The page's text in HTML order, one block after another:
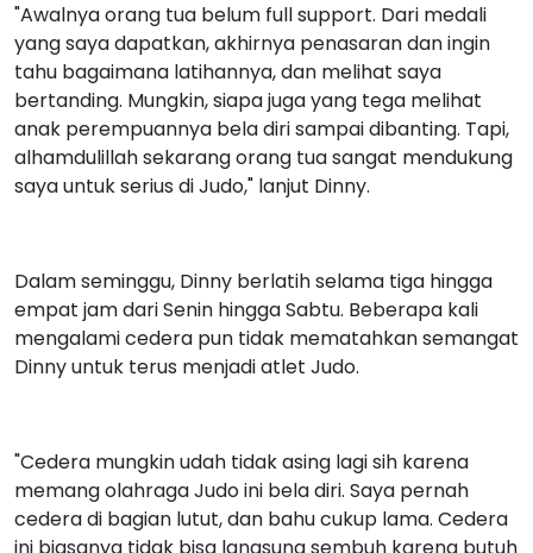
"Awalnya orang tua belum full support. Dari medali
yang saya dapatkan, akhirnya penasaran dan ingin
tahu bagaimana latihannya, dan melihat saya
bertanding. Mungkin, siapa juga yang tega melihat
anak perempuannya bela diri sampai dibanting. Tapi,
alhamdulillah sekarang orang tua sangat mendukung
saya untuk serius di Judo," lanjut Dinny.
Dalam seminggu, Dinny berlatih selama tiga hingga
empat jam dari Senin hingga Sabtu. Beberapa kali
mengalami cedera pun tidak mematahkan semangat
Dinny untuk terus menjadi atlet Judo.
"Cedera mungkin udah tidak asing lagi sih karena
memang olahraga Judo ini bela diri. Saya pernah
cedera di bagian lutut, dan bahu cukup lama. Cedera